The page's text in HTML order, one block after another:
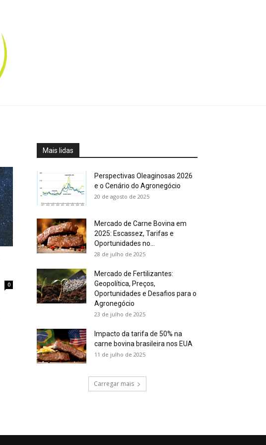
0
Mais lidas
Perspectivas Oleaginosas 2026
e o Cenário do Agronegócio
20 de agosto de 2025
Mercado de Carne Bovina em
2025: Escassez, Tarifas e
Oportunidades no...
28 de julho de 2025
Mercado de Fertilizantes:
Geopolítica, Preços,
Oportunidades e Desafios para o
Agronegócio
23 de julho de 2025
Impacto da tarifa de 50% na
carne bovina brasileira nos EUA
11 de julho de 2025
Carregar mais